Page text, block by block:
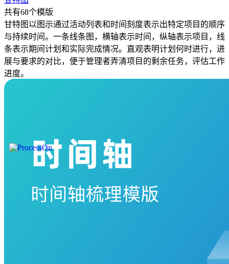
共有68个模版
甘特图以图示通过活动列表和时间刻度表示出特定项目的顺序
与持续时间。一条线条图，横轴表示时间，纵轴表示项目，线
条表示期间计划和实际完成情况。直观表明计划何时进行，进
展与要求的对比，便于管理者弄清项目的剩余任务，评估工作
进度。